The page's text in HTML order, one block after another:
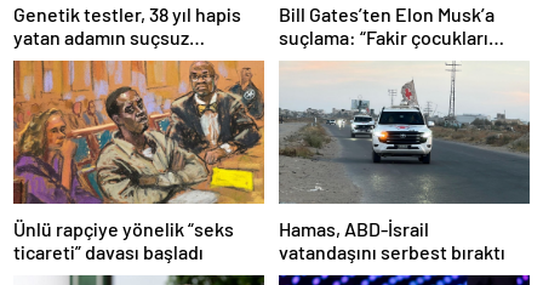
Genetik testler, 38 yıl hapis
yatan adamın suçsuz
olduğunu ortaya çıkardı
Bill Gates’ten Elon Musk’a
suçlama: “Fakir çocukları
öldürdü”
Ünlü rapçiye yönelik “seks
ticareti” davası başladı
Hamas, ABD-İsrail
vatandaşını serbest bıraktı